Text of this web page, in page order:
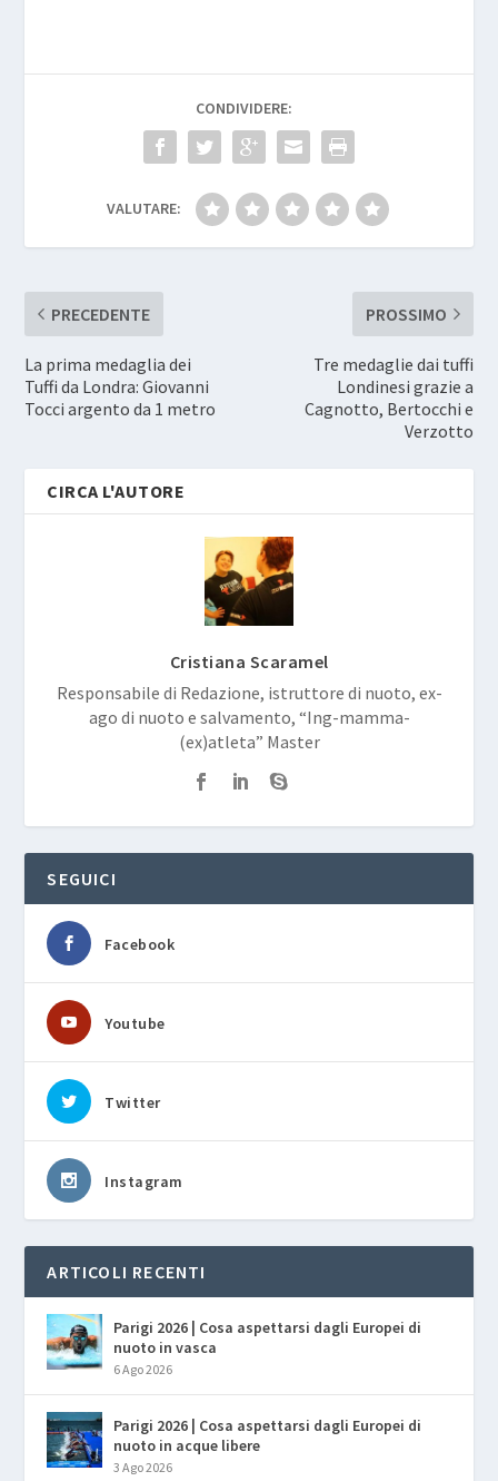
CONDIVIDERE:
VALUTARE:
PRECEDENTE
La prima medaglia dei
Tuffi da Londra: Giovanni
Tocci argento da 1 metro
PROSSIMO
Tre medaglie dai tuffi
Londinesi grazie a
Cagnotto, Bertocchi e
Verzotto
CIRCA L'AUTORE
Cristiana Scaramel
Responsabile di Redazione, istruttore di nuoto, ex-
ago di nuoto e salvamento, “Ing-mamma-
(ex)atleta” Master
SEGUICI
Facebook
Youtube
Twitter
Instagram
ARTICOLI RECENTI
Parigi 2026 | Cosa aspettarsi dagli Europei di
nuoto in vasca
6 Ago 2026
Parigi 2026 | Cosa aspettarsi dagli Europei di
nuoto in acque libere
3 Ago 2026